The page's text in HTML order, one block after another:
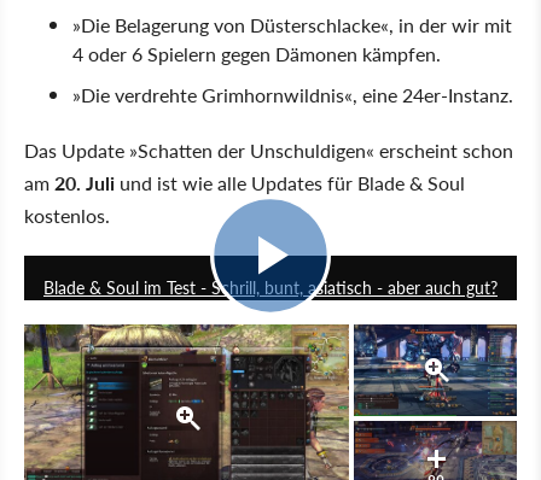
»Die Belagerung von Düsterschlacke«, in der wir mit
4 oder 6 Spielern gegen Dämonen kämpfen.
»Die verdrehte Grimhornwildnis«, eine 24er-Instanz.
Das Update »Schatten der Unschuldigen« erscheint schon
am20. Juli und ist wie alle Updates für Blade & Soul
kostenlos.
Blade & Soul im Test - Schrill, bunt, asiatisch - aber auch gut?